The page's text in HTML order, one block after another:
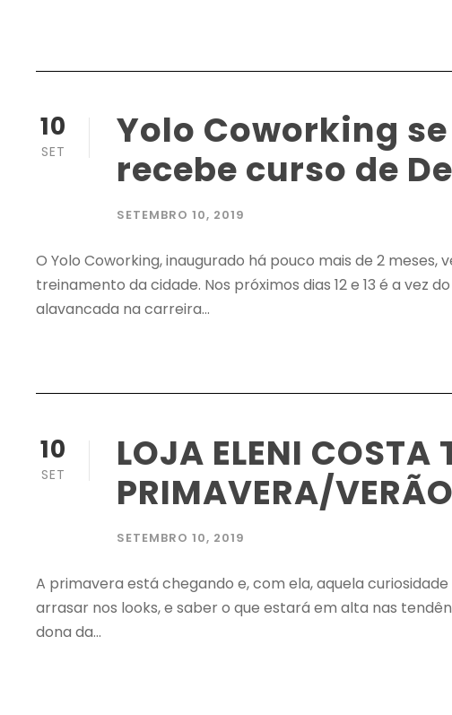
10
SET
Yolo Coworking
recebe curso de
SETEMBRO 10, 2019
O Yolo Coworking, inaugurado há pouco mais de 2
treinamento da cidade. Nos próximos dias 12 e 13 é a
alavancada na carreira...
10
SET
LOJA ELENI COSTA
PRIMAVERA/
SETEMBRO 10, 2019
A primavera está chegando e, com ela, aquela
arrasar nos looks, e saber o que estará em alta nas
dona da...